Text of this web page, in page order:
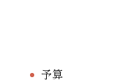
予算